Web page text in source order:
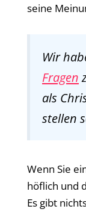
seine
Wir
Fragen
als
stellen
Wenn Sie
höflich und
Es gibt